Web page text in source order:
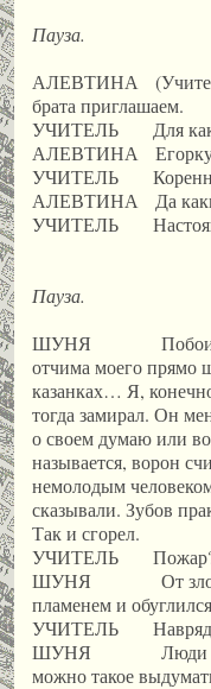
Пауза.
АЛЕВТИНА
брата приглашаем.
УЧИТЕЛЬ Для
АЛЕВТИНА Егорку
УЧИТЕЛЬ
АЛЕВТИНА Да
УЧИТЕЛЬ
Пауза.
ШУНЯ Побои,
отчима моего прямо
казанках… Я,
тогда замирал. Он
о своем думаю или
называется, ворон
немолодым
сказывали. Зубов
Так и сгорел.
УЧИТЕЛЬ
ШУНЯ От злости
пламенем и
УЧИТЕЛЬ Навряд
ШУНЯ Люди
можно такое